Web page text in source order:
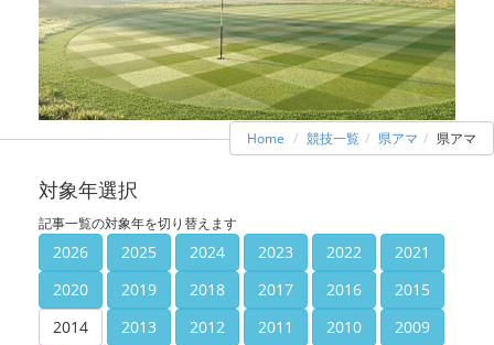
Home 競技一覧 県アマ 県アマ
対象年選択
記事一覧の対象年を切り替えます
2026 2025 2024 2023 2022
2021
2020
2019 2018 2017 2016
2015
2014
2013 2012 2011 2010
2009